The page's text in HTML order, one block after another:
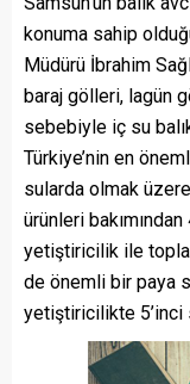
konuma sahip
Müdürü İbrahim
baraj gölleri, lagün
sebebiyle iç su
Türkiye’nin en
sularda olmak
ürünleri
yetiştiricilik ile
de önemli bir paya
yetiştiricilikte 5’inci